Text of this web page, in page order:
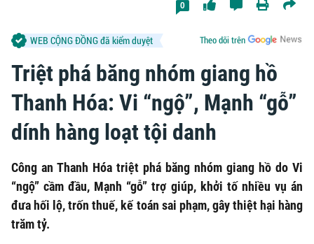
Triệt phá băng nhóm giang hồ
Thanh Hóa: Vi “ngộ”, Mạnh “gỗ”
dính hàng loạt tội danh
Công an Thanh Hóa triệt phá băng nhóm giang hồ do Vi
“ngộ” cầm đầu, Mạnh “gỗ” trợ giúp, khởi tố nhiều vụ án
đưa hối lộ, trốn thuế, kế toán sai phạm, gây thiệt hại hàng
trăm tỷ.
0
Theo dõi trên
WEB CỘNG ĐỒNG đã kiểm duyệt